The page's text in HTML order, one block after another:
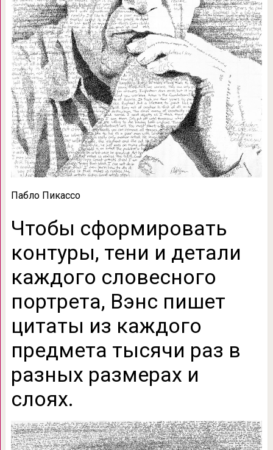
Пабло Пикассо
Чтобы сформировать
контуры, тени и детали
каждого словесного
портрета, Вэнс пишет
цитаты из каждого
предмета тысячи раз в
разных размерах и
слоях.